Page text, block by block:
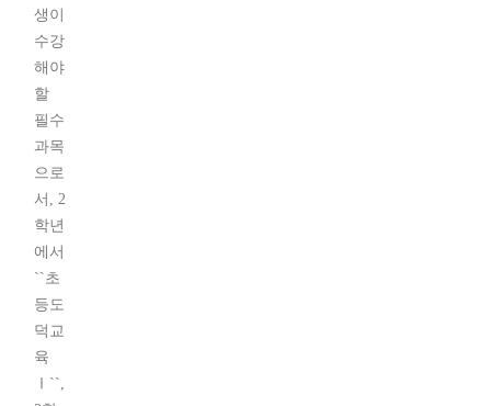
생이
수강
해야
할
필수
과목
으로
서, 2
학년
에서
``초
등도
덕교
육
Ⅰ``,